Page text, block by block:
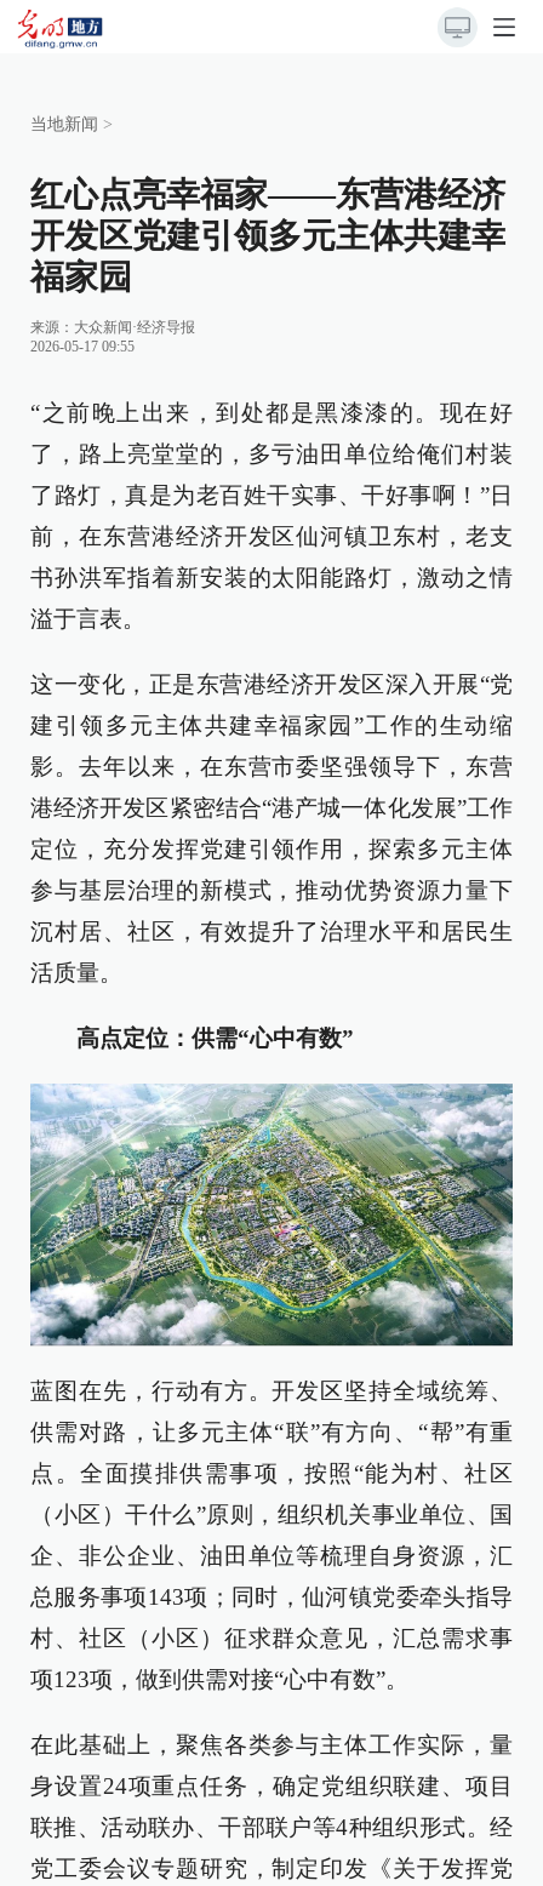
当地新闻 >
红心点亮幸福家——东营港经济
开发区党建引领多元主体共建幸
福家园
来源： 大众新闻·经济导报
2026-05-17 09:55
“之前晚上出来，到处都是黑漆漆的。现在好
了，路上亮堂堂的，多亏油田单位给俺们村装
了路灯，真是为老百姓干实事、干好事啊！”日
前，在东营港经济开发区仙河镇卫东村，老支
书孙洪军指着新安装的太阳能路灯，激动之情
溢于言表。
这一变化，正是东营港经济开发区深入开展“党
建引领多元主体共建幸福家园”工作的生动缩
影。去年以来，在东营市委坚强领导下，东营
港经济开发区紧密结合“港产城一体化发展”工作
定位，充分发挥党建引领作用，探索多元主体
参与基层治理的新模式，推动优势资源力量下
沉村居、社区，有效提升了治理水平和居民生
活质量。
高点定位：供需“心中有数”
蓝图在先，行动有方。开发区坚持全域统筹、
供需对路，让多元主体“联”有方向、“帮”有重
点。全面摸排供需事项，按照“能为村、社区
（小区）干什么”原则，组织机关事业单位、国
企、非公企业、油田单位等梳理自身资源，汇
总服务事项143项；同时，仙河镇党委牵头指导
村、社区（小区）征求群众意见，汇总需求事
项123项，做到供需对接“心中有数”。
在此基础上，聚焦各类参与主体工作实际，量
身设置24项重点任务，确定党组织联建、项目
联推、活动联办、干部联户等4种组织形式。经
党工委会议专题研究，制定印发《关于发挥党